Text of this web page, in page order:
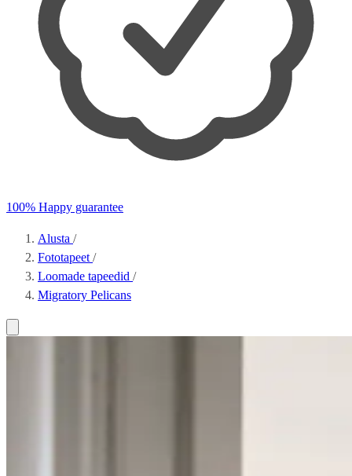
100% Happy guarantee
Alusta /
Fototapeet /
Loomade tapeedid /
Migratory Pelicans